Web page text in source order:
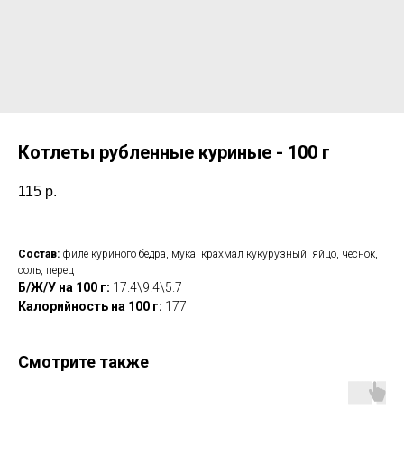
Котлеты рубленные куриные - 100 г
115 р.
Состав: филе куриного бедра, мука, крахмал кукурузный, яйцо, чеснок,
соль, перец
Б/Ж/У на 100 г: 17.4\9.4\5.7
Калорийность на 100 г: 177
Смотрите также